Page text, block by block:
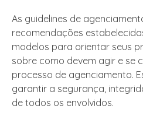
As guidelines de
recomendações
modelos para orientar seus
sobre como devem agir e se
processo de agenciamento.
garantir a segurança,
de todos os envolvidos.